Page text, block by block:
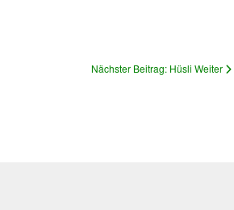
Nächster Beitrag: Hüsli Weiter